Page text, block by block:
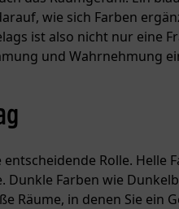
wie sich Farben
ist also nicht nur eine
und Wahrnehmung
Rolle. Helle
Dunkle Farben wie
Räume, in denen Sie ein